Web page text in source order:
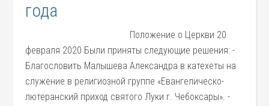
года
Положение о Церкви 20
февраля 2020 Были приняты следующие решения: -
Благословить Малышева Александра в катехеты на
служение в религиозной группе «Евангелическо-
лютеранский приход святого Луки г. Чебоксары». -